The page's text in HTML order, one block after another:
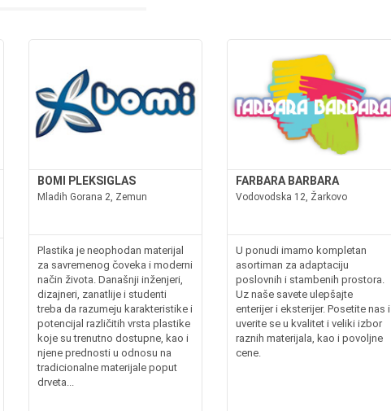
BOMI PLEKSIGLAS
Mladih Gorana 2, Zemun
Plastika je neophodan materijal
za savremenog čoveka i moderni
način života. Današnji inženjeri,
dizajneri, zanatlije i studenti
treba da razumeju karakteristike i
potencijal različitih vrsta plastike
koje su trenutno dostupne, kao i
njene prednosti u odnosu na
tradicionalne materijale poput
drveta...
FARBARA BARBARA
Vodovodska 12, Žarkovo
U ponudi imamo kompletan
asortiman za adaptaciju
poslovnih i stambenih prostora.
Uz naše savete ulepšajte
enterijer i eksterijer. Posetite nas i
uverite se u kvalitet i veliki izbor
raznih materijala, kao i povoljne
cene.